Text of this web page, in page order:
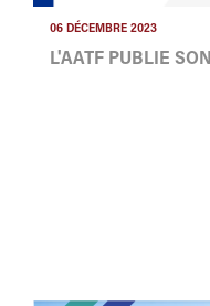
06 DÉCEMBRE 2023
L'AATF PUBLIE